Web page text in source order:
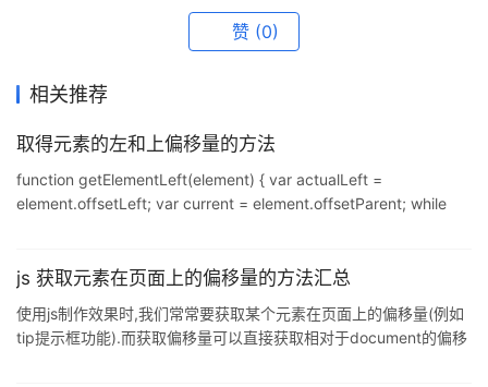
赞 (0)
相关推荐
取得元素的左和上偏移量的方法
function getElementLeft(element) { var actualLeft =
element.offsetLeft; var current = element.offsetParent; while
function getEleme
js 获取元素在页面上的偏移量的方法汇总
使用js制作效果时,我们常常要获取某个元素在页面上的偏移量(例如
tip提示框功能).而获取偏移量可以直接获取相对于document的偏移